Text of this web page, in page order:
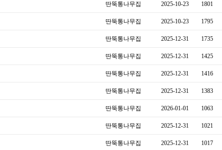
딴뚝통나무집 2025-10-23 1801
딴뚝통나무집 2025-10-23 1795
딴뚝통나무집 2025-12-31 1735
딴뚝통나무집 2025-12-31 1425
딴뚝통나무집 2025-12-31 1416
딴뚝통나무집 2025-12-31 1383
딴뚝통나무집 2026-01-01 1063
딴뚝통나무집 2025-12-31 1021
딴뚝통나무집 2025-12-31 1017